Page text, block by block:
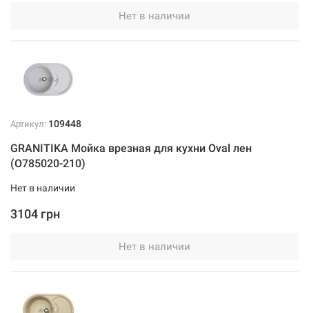
Нет в наличии
Артикул: 109448
GRANITIKA Мойка врезная для кухни Oval лен
(O785020-210)
Нет в наличии
3104 грн
Нет в наличии